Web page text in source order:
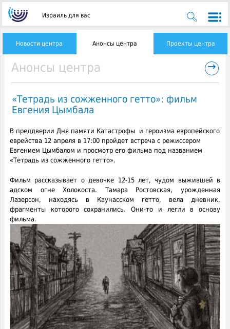
Израиль для вас
Новости центра Анонсы центра Проекты центра
Анонсы центра →
«Тетрадь из сожженного гетто»: фильм
Евгения Цымбала
В преддверии Дня памяти Катастрофы и героизма европейского
еврейства 12 апреля в 17:00 пройдет встреча с режиссером
Евгением Цымбалом и просмотр его фильма под названием
«Тетрадь из сожженного гетто».
Фильм рассказывает о девочке 12-15 лет, чудом выжившей в
адском огне Холокоста. Тамара Ростовская, урожденная
Лазерсон, находясь в Каунасском гетто, вела дневник,
фрагменты которого сохранились. Они-то и легли в основу
фильма.